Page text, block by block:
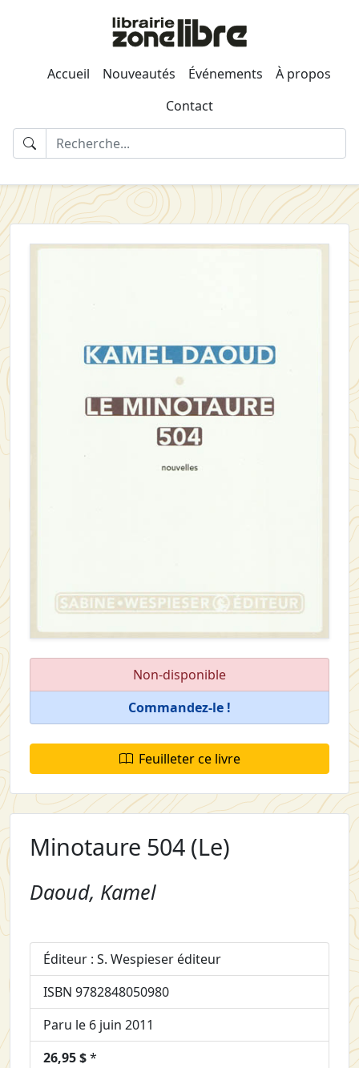
Accueil Nouveautés Événements
À propos
Contact
Non-disponible
Commandez-le !
Feuilleter ce livre
Minotaure 504 (Le)
Daoud, Kamel
Éditeur : S. Wespieser éditeur
ISBN 9782848050980
Paru le 6 juin 2011
26,95 $*